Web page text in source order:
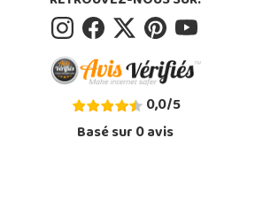
0,0/5
Basé sur0avis